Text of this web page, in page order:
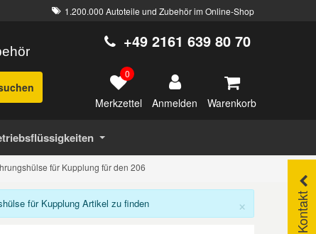
1.200.000 Autoteile und Zubehör im Online-Shop
+49 2161 639 80 70
0
Merkzettel Anmelden Warenkorb
für Kupplung für den 206
Kontakt
×
für Kupplung Artikel zu finden